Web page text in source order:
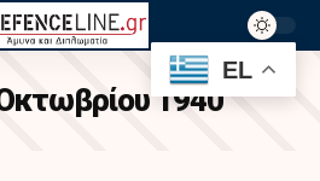
1940
EL